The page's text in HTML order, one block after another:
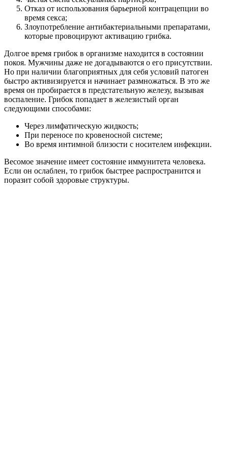
Отказ от использования барьерной контрацепции во
время секса;
Злоупотребление антибактериальными препаратами,
которые провоцируют активацию грибка.
Долгое время грибок в организме находится в состоянии
покоя. Мужчины даже не догадываются о его присутствии.
Но при наличии благоприятных для себя условий патоген
быстро активизируется и начинает размножаться. В это же
время он пробирается в предстательную железу, вызывая
воспаление. Грибок попадает в железистый орган
следующими способами:
Через лимфатическую жидкость;
При переносе по кровеносной системе;
Во время интимной близости с носителем инфекции.
Весомое значение имеет состояние иммунитета человека.
Если он ослаблен, то грибок быстрее распространится и
поразит собой здоровые структуры.